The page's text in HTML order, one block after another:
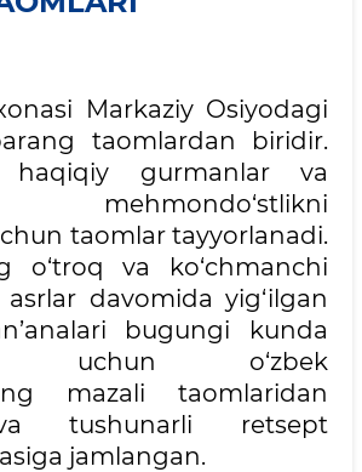
Markaziy Osiyodagi
taomlardan biridir.
gurmanlar va
mehmondo‘stlikni
taomlar tayyorlanadi.
o‘troq va ko‘chmanchi
davomida yig‘ilgan
bugungi kunda
uchun o‘zbek
mazali taomlaridan
tushunarli retsept
jamlangan.